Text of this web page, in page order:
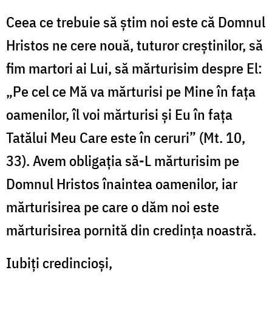
Ceea ce trebuie să știm noi este că Domnul
Hristos ne cere nouă, tuturor creștinilor, să
fim martori ai Lui, să mărturisim despre El:
„Pe cel ce Mă va mărturisi pe Mine în fața
oamenilor, îl voi mărturisi și Eu în fața
Tatălui Meu Care este în ceruri” (Mt. 10,
33). Avem obligația să-L mărturisim pe
Domnul Hristos înaintea oamenilor, iar
mărturisirea pe care o dăm noi este
mărturisirea pornită din credința noastră.
Iubiți credincioși,